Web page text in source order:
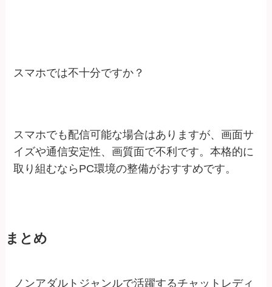
スマホでは不十分ですか？
スマホでも配信可能な場合はありますが、画面サ
イズや通信安定性、画質面で不利です。本格的に
取り組むならPC環境の整備がおすすめです。
まとめ
ノンアダルトジャンルで活躍するチャットレディ